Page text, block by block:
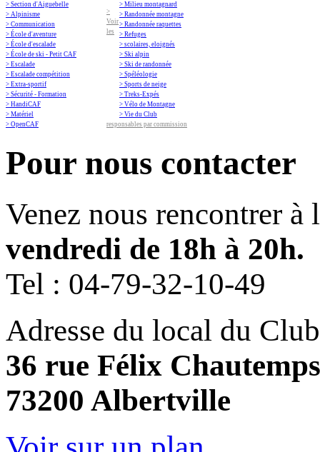
> Section d'Aiguebelle
> Alpinisme
> Communication
> École d'aventure
> École d'escalade
> École de ski - Petit CAF
> Escalade
> Escalade compétition
> Extra-sportif
> Sécurité - Formation
> HandiCAF
> Matériel
> OpenCAF
> Milieu montagnard
> Randonnée montagne
> Randonnée raquettes
> Refuges
> scolaires, eloignés
> Ski alpin
> Ski de randonnée
> Spéléologie
> Sports de neige
> Treks-Expés
> Vélo de Montagne
> Vie du Club
>
Voir
les
responsables par commission
Pour nous contacter
Venez nous rencontrer à
vendredi de 18h à 20h.
Tel : 04-79-32-10-49
Adresse du local du
36 rue Félix Chautemps
73200 Albertville